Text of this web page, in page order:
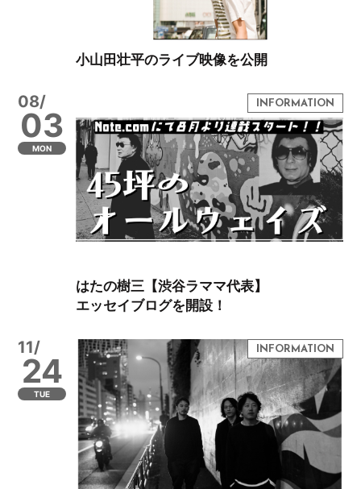
小山田壮平のライブ映像を公開
08/
03
MON
はたの樹三【渋谷ラママ代表】
エッセイブログを開設！
11/
24
TUE